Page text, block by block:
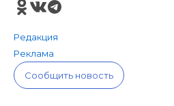
Редакция
Реклама
Сообщить новость